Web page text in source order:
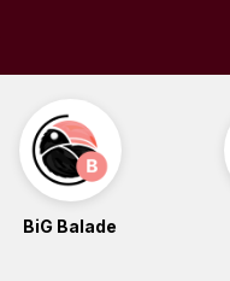
BiG Balade